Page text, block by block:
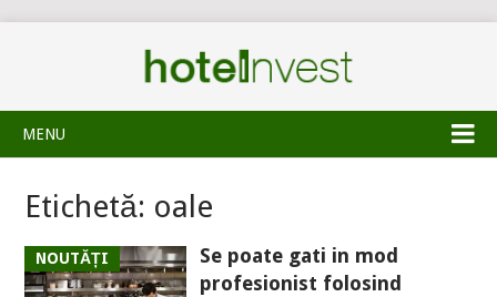
MENU
Etichetă: oale
NOUTĂȚI
Se poate gati in mod
profesionist folosind